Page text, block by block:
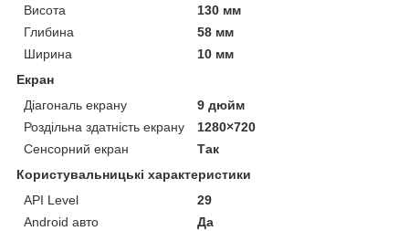
Висота
130 мм
Глибина
58 мм
Ширина
10 мм
Екран
Діагональ екрану
9 дюйм
Роздільна здатність екрану
1280×720
Сенсорний екран
Так
Користувальницькі характеристики
API Level
29
Android авто
Да